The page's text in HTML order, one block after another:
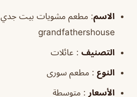
الاسم: مطعم مشويات بيت جدي
grandfathershouse
التصنيف : عائلات
النوع : مطعم سورى
الأسعار : متوسطة